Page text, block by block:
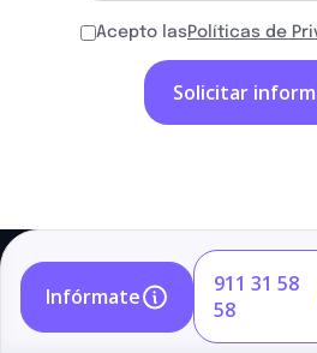
Acepto las Políticas de
Infórmate
911 31 58
58